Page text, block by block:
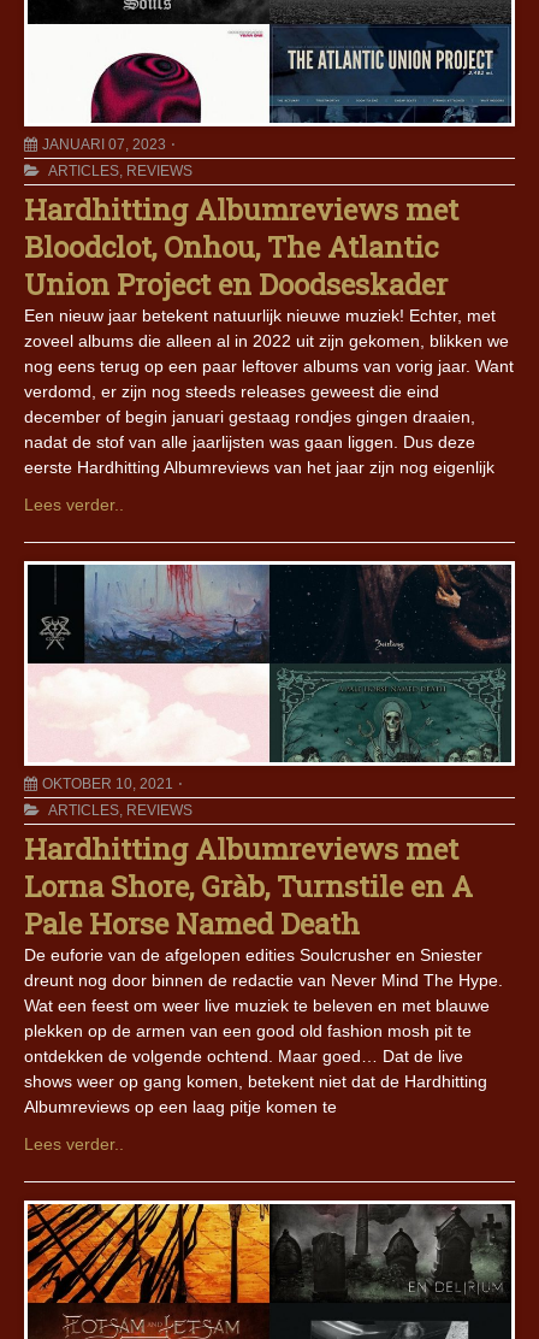
JANUARI 07, 2023
ARTICLES, REVIEWS
Hardhitting Albumreviews met
Bloodclot, Onhou, The Atlantic
Union Project en Doodseskader
Een nieuw jaar betekent natuurlijk nieuwe muziek! Echter, met
zoveel albums die alleen al in 2022 uit zijn gekomen, blikken we
nog eens terug op een paar leftover albums van vorig jaar. Want
verdomd, er zijn nog steeds releases geweest die eind
december of begin januari gestaag rondjes gingen draaien,
nadat de stof van alle jaarlijsten was gaan liggen. Dus deze
eerste Hardhitting Albumreviews van het jaar zijn nog eigenlijk
Lees verder..
OKTOBER 10, 2021
ARTICLES, REVIEWS
Hardhitting Albumreviews met
Lorna Shore, Gràb, Turnstile en A
Pale Horse Named Death
De euforie van de afgelopen edities Soulcrusher en Sniester
dreunt nog door binnen de redactie van Never Mind The Hype.
Wat een feest om weer live muziek te beleven en met blauwe
plekken op de armen van een good old fashion mosh pit te
ontdekken de volgende ochtend. Maar goed… Dat de live
shows weer op gang komen, betekent niet dat de Hardhitting
Albumreviews op een laag pitje komen te
Lees verder..